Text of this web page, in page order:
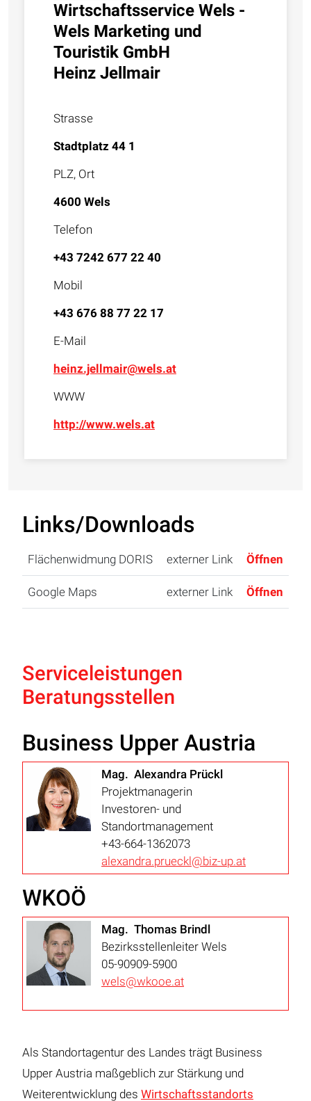
Wirtschaftsservice Wels -
Wels Marketing und
Touristik GmbH
Heinz Jellmair
Strasse
Stadtplatz 44 1
PLZ, Ort
4600 Wels
Telefon
+43 7242 677 22 40
Mobil
+43 676 88 77 22 17
E-Mail
heinz.jellmair@wels.at
WWW
http://www.wels.at
Links/Downloads
Flächenwidmung DORIS externer Link Öffnen
Google Maps externer Link Öffnen
Serviceleistungen
Beratungsstellen
Business Upper Austria
Mag. Alexandra Prückl
Projektmanagerin
Investoren- und
Standortmanagement
+43-664-1362073
alexandra.prueckl@biz-up.at
WKOÖ
Mag. Thomas Brindl
Bezirksstellenleiter Wels
05-90909-5900
wels@wkooe.at
Als Standortagentur des Landes trägt Business
Upper Austria maßgeblich zur Stärkung und
Weiterentwicklung des Wirtschaftsstandorts